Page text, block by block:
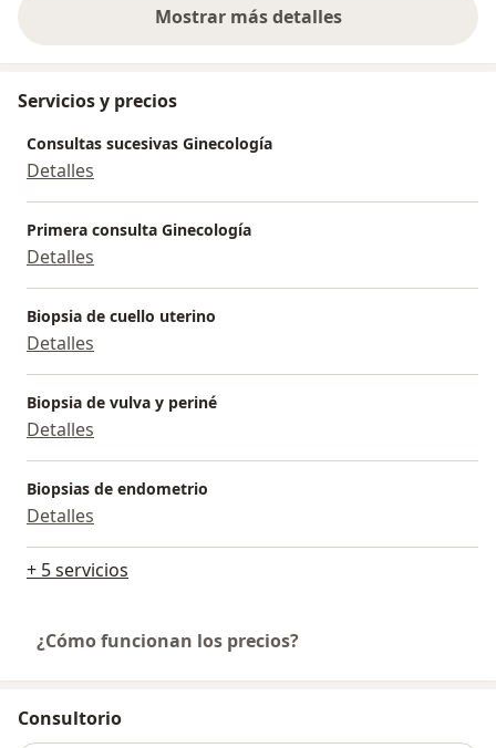
Mostrar más detalles
sobre la experiencia
Servicios y precios
Consultas sucesivas Ginecología
Detalles
Primera consulta Ginecología
Detalles
Biopsia de cuello uterino
Detalles
Biopsia de vulva y periné
Detalles
Biopsias de endometrio
Detalles
+ 5 servicios
¿Cómo funcionan los precios?
Consultorio